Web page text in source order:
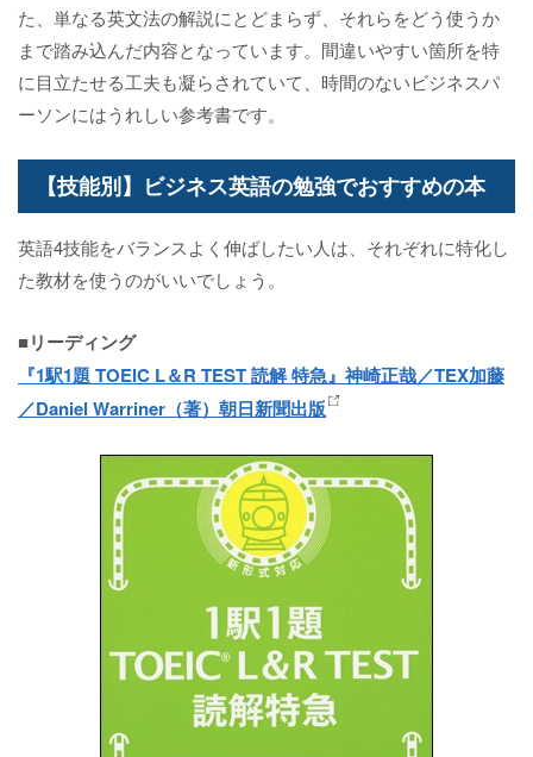
た、単なる英文法の解説にとどまらず、それらをどう使うか
まで踏み込んだ内容となっています。間違いやすい箇所を特
に目立たせる工夫も凝らされていて、時間のないビジネスパ
ーソンにはうれしい参考書です。
【技能別】ビジネス英語の勉強でおすすめの本
英語4技能をバランスよく伸ばしたい人は、それぞれに特化し
た教材を使うのがいいでしょう。
■リーディング
『1駅1題 TOEIC L＆R TEST 読解 特急』神崎正哉／TEX加藤
／Daniel Warriner（著）朝日新聞出版